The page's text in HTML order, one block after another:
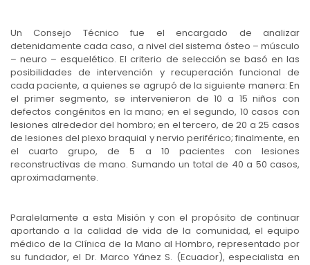
Un Consejo Técnico fue el encargado de analizar
detenidamente cada caso, a nivel del sistema ósteo – músculo
– neuro – esquelético. El criterio de selección se basó en las
posibilidades de intervención y recuperación funcional de
cada paciente, a quienes se agrupó de la siguiente manera: En
el primer segmento, se intervenieron de 10 a 15 niños con
defectos congénitos en la mano; en el segundo, 10 casos con
lesiones alrededor del hombro; en el tercero, de 20 a 25 casos
de lesiones del plexo braquial y nervio periférico; finalmente, en
el cuarto grupo, de 5 a 10 pacientes con lesiones
reconstructivas de mano. Sumando un total de 40 a 50 casos,
aproximadamente.
Paralelamente a esta Misión y con el propósito de continuar
aportando a la calidad de vida de la comunidad, el equipo
médico de la Clínica de la Mano al Hombro, representado por
su fundador, el Dr. Marco Yánez S. (Ecuador), especialista en